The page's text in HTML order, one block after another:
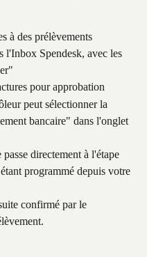
à des prélèvements
l'Inbox Spendesk, avec les
pour approbation
peut sélectionner la
bancaire" dans l'onglet
directement à l'étape
programmé depuis votre
confirmé par le